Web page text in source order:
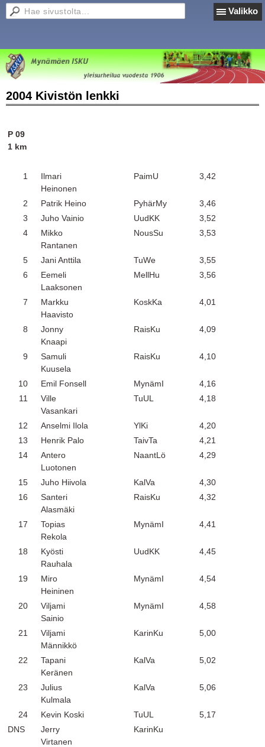
Valikko
2004 Kivistön lenkki
P 09
1 km
1
Ilmari
Heinonen
PaimU 3,42
2 Patrik Heino PyhärMy
3,46
3
Juho Vainio UudKK
3,52
4
Mikko
Rantanen
NousSu 3,53
5 Jani Anttila TuWe
3,55
6
Eemeli
Laaksonen
MellHu 3,56
7
Markku
Haavisto
KoskKa 4,01
8
Jonny
Knaapi
RaisKu 4,09
9
Samuli
Kuusela
RaisKu 4,10
10 Emil Fonsell MynämI
4,16
11
Ville
Vasankari
TuUL 4,18
12 Anselmi Ilola YlKi
4,20
13
Henrik Palo TaivTa
4,21
14
Antero
Luotonen
NaantLö 4,29
15 Juho Hiivola KalVa
4,30
16
Santeri
Alasmäki
RaisKu 4,32
17
Topias
Rekola
MynämI 4,41
18
Kyösti
Rauhala
UudKK 4,45
19
Miro
Heininen
MynämI 4,54
20
Viljami
Sainio
MynämI 4,58
21
Viljami
Männikkö
KarinKu 5,00
22
Tapani
Keränen
KalVa 5,02
23
Julius
Kulmala
KalVa 5,06
24 Kevin Koski TuUL
5,17
DNS
Jerry
Virtanen
KarinKu